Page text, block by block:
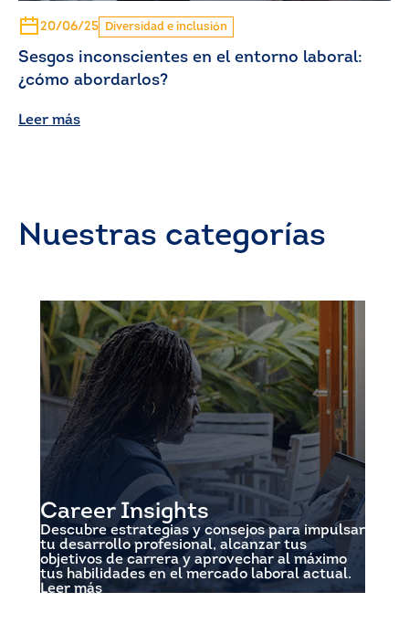
20/06/25 Diversidad e inclusión
Sesgos inconscientes en el entorno laboral:
¿cómo abordarlos?
Leer más
Nuestras categorías
Career Insights
Descubre estrategias y consejos para impulsar
tu desarrollo profesional, alcanzar tus
objetivos de carrera y aprovechar al máximo
tus habilidades en el mercado laboral actual.
Leer más